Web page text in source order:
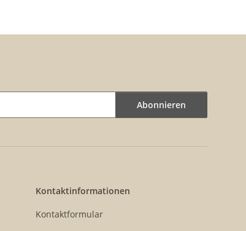
Abonnieren
Kontaktinformationen
Kontaktformular